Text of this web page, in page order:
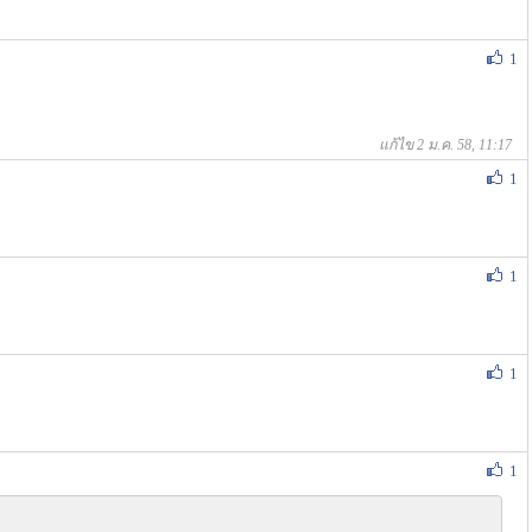
1
แก้ไข 2 ม.ค. 58, 11:17
1
1
1
1